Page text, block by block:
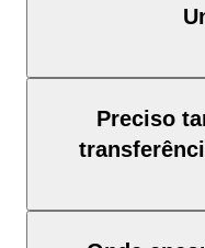
composto por três
Código de país
Preciso